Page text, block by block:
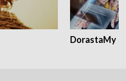
DorastaMy